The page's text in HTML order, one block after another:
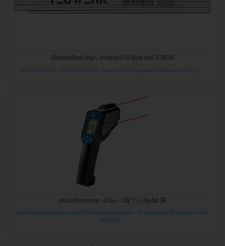
Gliedermaßstab Länge 2 m mm/cm EG III Buche weiß TECWERK
aus Buchenholz · rote 10er-Teilung · verdeckte durchgenietete Gliederverbindung ·…
Infrarotthermometer - 60 bis + 1000 °C 2 x Typ AAA TFA
berührungsloses Messen der Oberflächentemperatur · für spiegelnde Oberflächen nicht
geeignet ·…